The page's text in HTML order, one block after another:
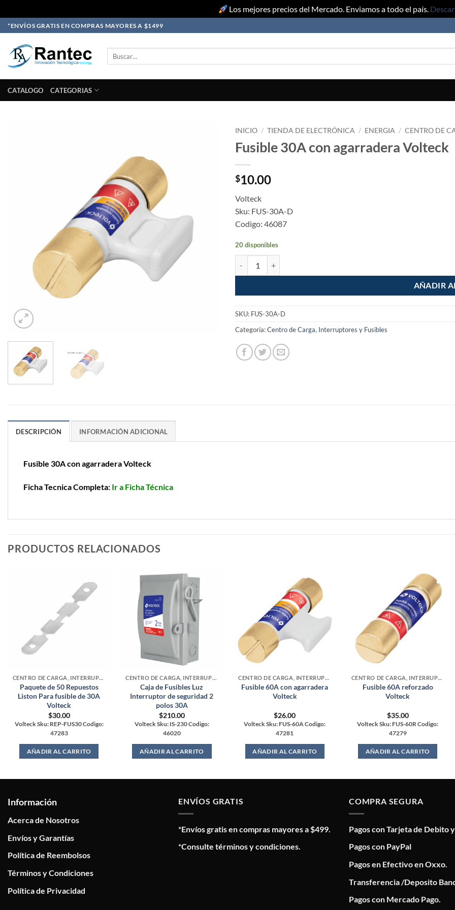
Los mejores precios del Mercado. Enviamos a todo el país.
Skip
to
content
*ENVÍOS GRATIS EN COMPRAS MAYORES A $1499
CATALOGO CATEGORIAS
INICIO / TIENDA DE ELECTRÓNICA / ENERGIA / CENTRO DE
Fusible 30A con agarradera Volteck
$10.00
Volteck
Sku: FUS-30A-D
Codigo: 46087
20 disponibles
AÑADIR
SKU: FUS-30A-D
Categoría:Centro de Carga, Interruptores y Fusibles
DESCRIPCIÓN INFORMACIÓN ADICIONAL
Fusible 30A con agarradera Volteck
Ficha Tecnica Completa: Ir a Ficha Técnica
PRODUCTOS RELACIONADOS
CENTRO DE CARGA, INTERRUPTORES Y FUSIBLES
Paquete de 50 Repuestos
Liston Para fusible de 30A
Volteck
$30.00
Volteck Sku: REP-FUS30 Codigo:
47283
AÑADIR AL CARRITO
CENTRO DE CARGA, INTERRUPTORES Y FUSIBLES
Caja de Fusibles Luz
Interruptor de seguridad 2
polos 30A
$210.00
Volteck Sku: IS-230 Codigo:
46020
AÑADIR AL CARRITO
CENTRO DE CARGA, INTERRUPTORES Y FUSIBLES
Fusible 60A con agarradera
Volteck
$26.00
Volteck Sku: FUS-60A Codigo:
47281
AÑADIR AL CARRITO
CENTRO DE CARGA, INTERRUPTORES Y FUSIBLES
Fusible 60A reforzado
Volteck
$35.00
Volteck Sku: FUS-60R Codigo:
47279
AÑADIR AL CARRITO
Información
Acerca de Nosotros
Envíos y Garantías
Política de Reembolsos
Términos y Condiciones
Política de Privacidad
ENVÍOS GRATIS
*Envíos gratis en compras mayores a $499.
*Consulte términos y condiciones.
COMPRA SEGURA
Pagos con Tarjeta de Debito
Pagos con PayPal
Pagos en Efectivo en Oxxo.
Transferencia /Deposito
Pagos con Mercado Pago.